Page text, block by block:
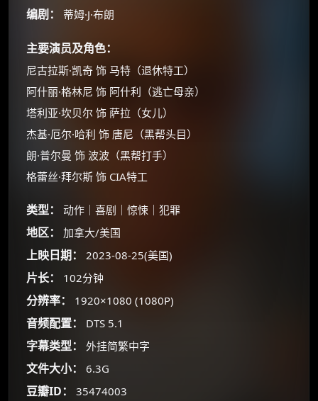
编剧： 蒂姆·J·布朗
主要演员及角色：
尼古拉斯·凯奇 饰 马特（退休特工）
阿什丽·格林尼 饰 阿什利（逃亡母亲）
塔利亚·坎贝尔 饰 萨拉（女儿）
杰基·厄尔·哈利 饰 唐尼（黑帮头目）
朗·普尔曼 饰 波波（黑帮打手）
格蕾丝·拜尔斯 饰 CIA特工
类型： 动作｜喜剧｜惊悚｜犯罪
地区： 加拿大/美国
上映日期： 2023-08-25(美国)
片长： 102分钟
分辨率： 1920×1080 (1080P)
音频配置： DTS 5.1
字幕类型： 外挂简繁中字
文件大小： 6.3G
豆瓣ID： 35474003
如夸克12个月送14天 最低75元！
价格有浮动，请直接搜索查最低价！
还有支付宝现金红包、外卖红包、